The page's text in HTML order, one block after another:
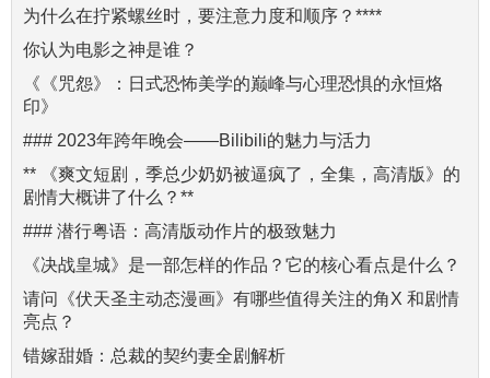
为什么在拧紧螺丝时，要注意力度和顺序？****
你认为电影之神是谁？
《《咒怨》：日式恐怖美学的巅峰与心理恐惧的永恒烙
印》
### 2023年跨年晚会——Bilibili的魅力与活力
** 《爽文短剧，季总少奶奶被逼疯了，全集，高清版》的
剧情大概讲了什么？**
### 潜行粤语：高清版动作片的极致魅力
《决战皇城》是一部怎样的作品？它的核心看点是什么？
请问《伏天圣主动态漫画》有哪些值得关注的角X 和剧情
亮点？
错嫁甜婚：总裁的契约妻全剧解析